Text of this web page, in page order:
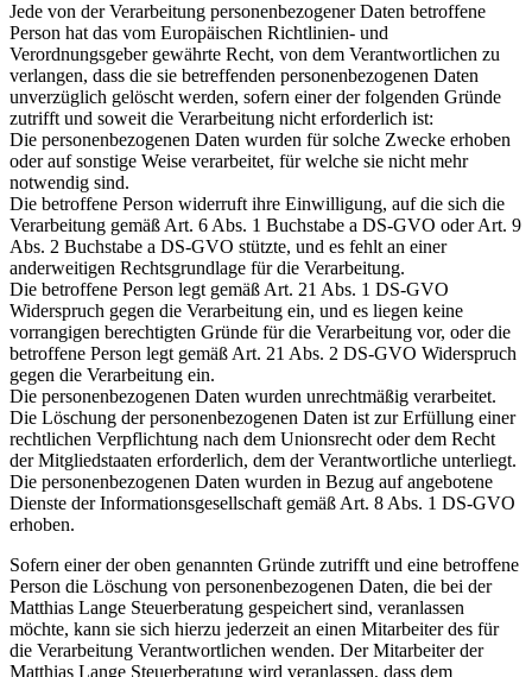
Jede von der Verarbeitung personenbezogener Daten betroffene
Person hat das vom Europäischen Richtlinien- und
Verordnungsgeber gewährte Recht, von dem Verantwortlichen zu
verlangen, dass die sie betreffenden personenbezogenen Daten
unverzüglich gelöscht werden, sofern einer der folgenden Gründe
zutrifft und soweit die Verarbeitung nicht erforderlich ist:
Die personenbezogenen Daten wurden für solche Zwecke erhoben
oder auf sonstige Weise verarbeitet, für welche sie nicht mehr
notwendig sind.
Die betroffene Person widerruft ihre Einwilligung, auf die sich die
Verarbeitung gemäß Art. 6 Abs. 1 Buchstabe a DS-GVO oder Art. 9
Abs. 2 Buchstabe a DS-GVO stützte, und es fehlt an einer
anderweitigen Rechtsgrundlage für die Verarbeitung.
Die betroffene Person legt gemäß Art. 21 Abs. 1 DS-GVO
Widerspruch gegen die Verarbeitung ein, und es liegen keine
vorrangigen berechtigten Gründe für die Verarbeitung vor, oder die
betroffene Person legt gemäß Art. 21 Abs. 2 DS-GVO Widerspruch
gegen die Verarbeitung ein.
Die personenbezogenen Daten wurden unrechtmäßig verarbeitet.
Die Löschung der personenbezogenen Daten ist zur Erfüllung einer
rechtlichen Verpflichtung nach dem Unionsrecht oder dem Recht
der Mitgliedstaaten erforderlich, dem der Verantwortliche unterliegt.
Die personenbezogenen Daten wurden in Bezug auf angebotene
Dienste der Informationsgesellschaft gemäß Art. 8 Abs. 1 DS-GVO
erhoben.
Sofern einer der oben genannten Gründe zutrifft und eine betroffene
Person die Löschung von personenbezogenen Daten, die bei der
Matthias Lange Steuerberatung gespeichert sind, veranlassen
möchte, kann sie sich hierzu jederzeit an einen Mitarbeiter des für
die Verarbeitung Verantwortlichen wenden. Der Mitarbeiter der
Matthias Lange Steuerberatung wird veranlassen, dass dem